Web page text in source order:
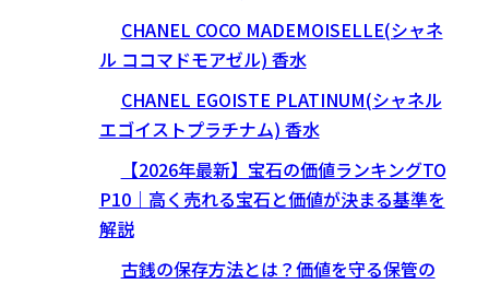
CHANEL COCO MADEMOISELLE(シャネ
ル ココマドモアゼル) 香水
CHANEL EGOISTE PLATINUM(シャネル
エゴイストプラチナム) 香水
【2026年最新】宝石の価値ランキングTO
P10｜高く売れる宝石と価値が決まる基準を
解説
古銭の保存方法とは？価値を守る保管の